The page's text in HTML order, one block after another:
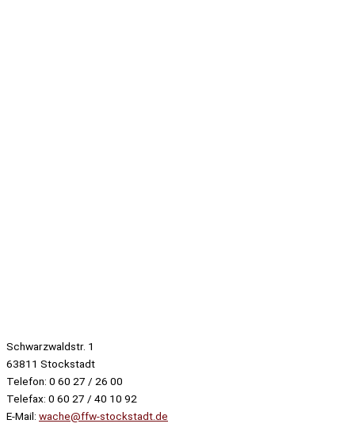
Schwarzwaldstr. 1
63811 Stockstadt
Telefon: 0 60 27 / 26 00
Telefax: 0 60 27 / 40 10 92
E-Mail: wache@ffw-stockstadt.de